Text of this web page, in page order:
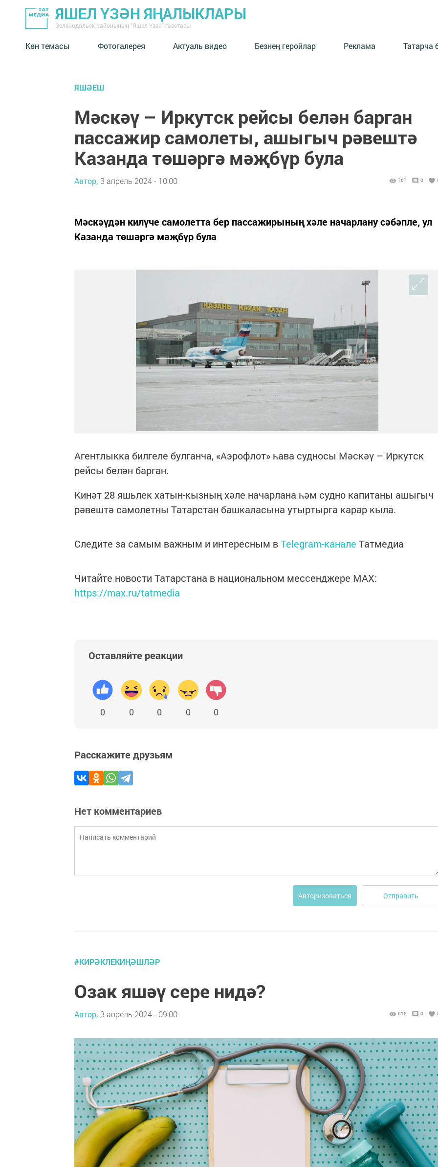
ЯШЕЛ ҮЗӘН ЯҢАЛЫКЛАРЫ
Зеленодольск районының "Яшел Үзән" газетасы
Көн темасы Фотогалерея Актуаль видео Безнең геройлар Реклама Татарча
ЯШӘЕШ
Мәскәү – Иркутск рейсы белән барган
пассажир самолеты, ашыгыч рәвештә
Казанда төшәргә мәҗбүр була
Автор, 3 апрель 2024 - 10:00 767 0
Мәскәүдән килүче самолетта бер пассажирының хәле начарлану сәбәпле, ул
Казанда төшәргә мәҗбүр була
Агентлыкка билгеле булганча, «Аэрофлот» һава судносы Мәскәү – Иркутск
рейсы белән барган.
Кинәт 28 яшьлек хатын-кызның хәле начарлана һәм судно капитаны ашыгыч
рәвештә самолетны Татарстан башкаласына утыртырга карар кыла.
Следите за самым важным и интересным вTelegram-канале Татмедиа
Читайте новости Татарстана в национальном мессенджере MАХ:
https://max.ru/tatmedia
Оставляйте реакции
0 0 0 0 0
Расскажите друзьям
Нет комментариев
Авторизоваться Отправить
#КИРӘКЛЕКИҢӘШЛӘР
Озак яшәү сере нидә?
Автор, 3 апрель 2024 - 09:00 615 0